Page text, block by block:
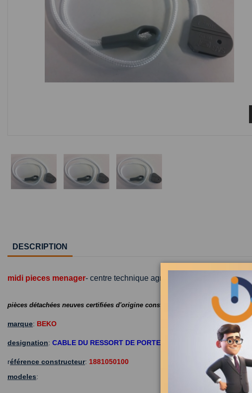
DESCRIPTION
midi pieces menager- centre technique agréé
pièces détachées neuves certifiées d'origine constructeur
marque: BEKO
designation: CABLE DU RESSORT DE PORTE
référence constructeur: 1881050100
modeles: